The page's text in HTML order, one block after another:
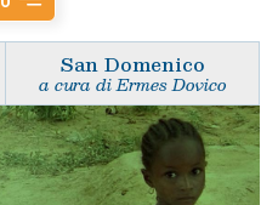
San Domenico
a cura di Ermes Dovico